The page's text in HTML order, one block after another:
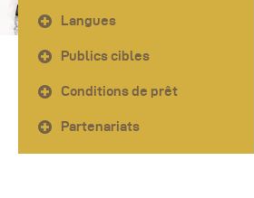
Langues
Publics cibles
Conditions de prêt
Partenariats